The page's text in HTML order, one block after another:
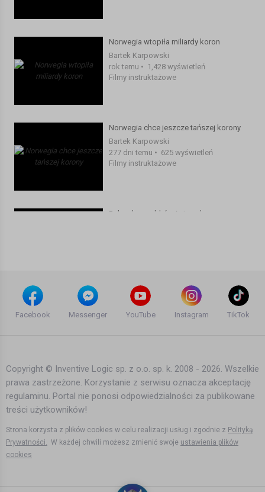
Norwegia wtopiła miliardy koron
Bartek Karpowski
rok temu • 1,428 wyświetleń
Filmy instruktażowe
Norwegia chce jeszcze tańszej korony
Bartek Karpowski
277 dni temu • 625 wyświetleń
Filmy instruktażowe
Rekordy zarobków i starych
Korona traci – najsłabiej od jesieni
ubiegłego roku
Norwegii nie stać na wypłacanie
świadczeń
Filmy instruktażowe
Bartek Karpowski
Facebook Messenger YouTube Instagram TikTok
Copyright © Inventive Logic sp. z o.o. sp. k. 2008 - 2026. Wszelkie
prawa zastrzeżone. Korzystanie z serwisu oznacza akceptację
regulaminu. Portal nie ponosi odpowiedzialności za publikowane
treści użytkowników!
Strona korzysta z plików cookies w celu realizacji usług i zgodnie z Polityką
Prywatności. W każdej chwili możesz zmienić swoje ustawienia plików
cookies